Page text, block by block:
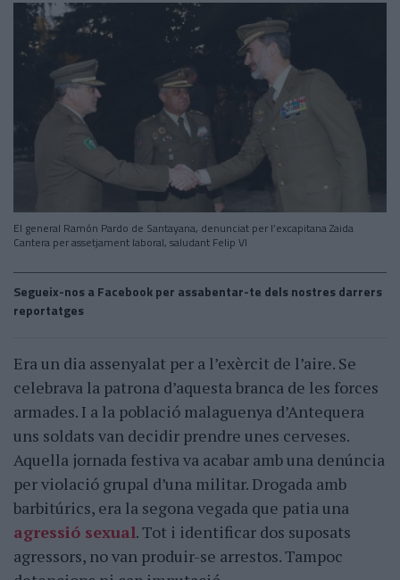
El general Ramón Pardo de Santayana, denunciat per l’excapitana Zaida
Cantera per assetjament laboral, saludant Felip VI
Segueix-nos a Facebook per assabentar-te dels nostres darrers
reportatges
Era un dia assenyalat per a l’exèrcit de l’aire. Se
celebrava la patrona d’aquesta branca de les forces
armades. I a la població malaguenya d’Antequera
uns soldats van decidir prendre unes cerveses.
Aquella jornada festiva va acabar amb una denúncia
per violació grupal d’una militar. Drogada amb
barbitúrics, era la segona vegada que patia una
agressió sexual. Tot i identificar dos suposats
agressors, no van produir-se arrestos. Tampoc